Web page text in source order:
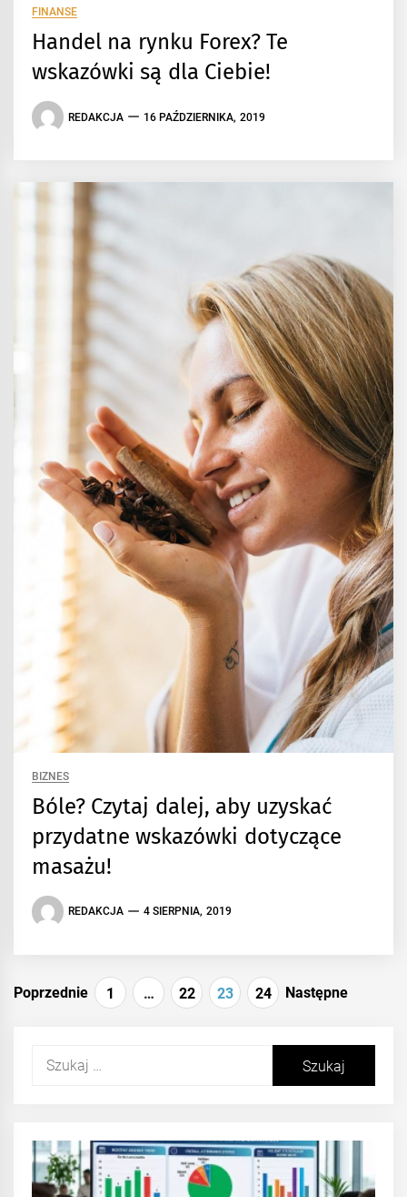
FINANSE
Handel na rynku Forex? Te
wskazówki są dla Ciebie!
REDAKCJA 16 PAŹDZIERNIKA, 2019
BIZNES
Bóle? Czytaj dalej, aby uzyskać
przydatne wskazówki dotyczące
masażu!
REDAKCJA 4 SIERPNIA, 2019
Stronicowanie
Poprzednie 1 … 22 23 24 Następne
Szukaj: